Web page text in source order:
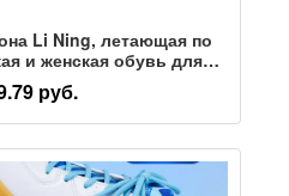
Li Ning, летающая по
и женская обувь для
и отскоком,
соревнований AYTV003
руб.